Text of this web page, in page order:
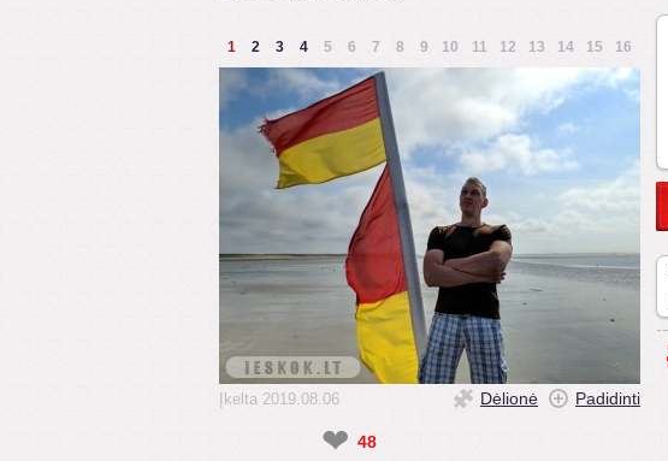
1 2 3 4 5 6 7 8 9 10 11 12 13 14 15 16
Įkelta 2019.08.06 Dėlionė Padidinti
❤ 48